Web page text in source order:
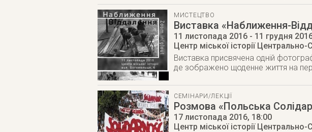
МИСТЕЦТВО
Виставка «Наближення-
11 листопада 2016 - 11 грудня
Центр міської історії Центрально-
Виставка присвячена одній
де зображено щоденне життя на
СЕМІНАРИ/ЛЕКЦІЇ
Розмова «Польська
17 листопада 2016, 18:00
Центр міської історії Центрально-